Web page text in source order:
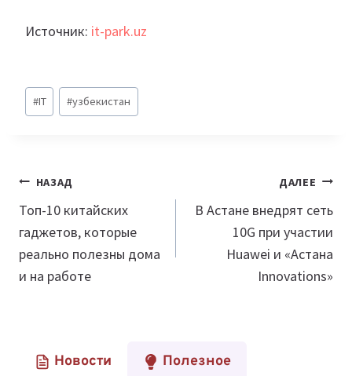
Источник: it-park.uz
Метки
записи:
#IT #узбекистан
Навигация
по
записям
НАЗАД
Топ-10 китайских
гаджетов, которые
реально полезны дома
и на работе
ДАЛЕЕ
В Астане внедрят сеть
10G при участии
Huawei и «Aстана
Innovations»
Новости Полезное